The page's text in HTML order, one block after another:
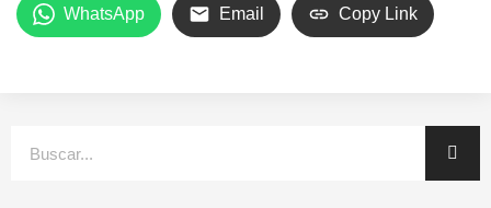
WhatsApp Email Copy Link